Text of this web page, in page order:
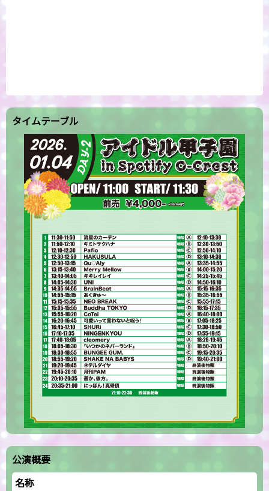
タイムテーブル
公演概要
名称